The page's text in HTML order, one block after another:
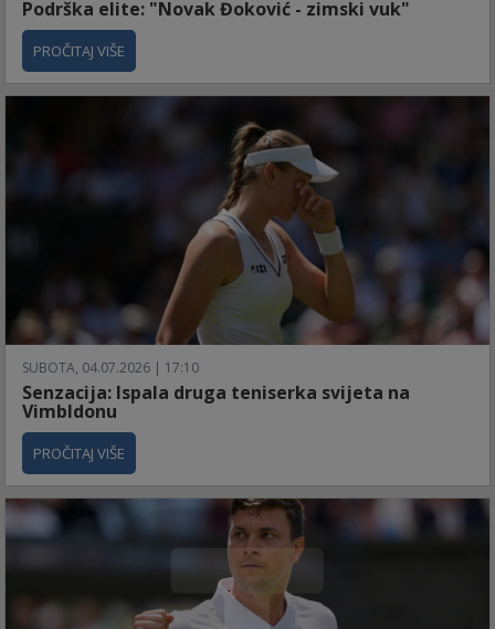
Podrška elite: "Novak Đoković - zimski vuk"
PROČITAJ VIŠE
SUBOTA, 04.07.2026 | 17:10
Senzacija: Ispala druga teniserka svijeta na
Vimbldonu
PROČITAJ VIŠE